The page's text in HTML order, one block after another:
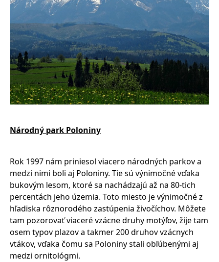
Národný park Poloniny
Rok 1997 nám priniesol viacero národných parkov a
medzi nimi boli aj Poloniny. Tie sú výnimočné vďaka
bukovým lesom, ktoré sa nachádzajú až na 80-tich
percentách jeho územia. Toto miesto je výnimočné z
hľadiska rôznorodého zastúpenia živočíchov. Môžete
tam pozorovať viaceré vzácne druhy motýľov, žije tam
osem typov plazov a takmer 200 druhov vzácnych
vtákov, vďaka čomu sa Poloniny stali obľúbenými aj
medzi ornitológmi.